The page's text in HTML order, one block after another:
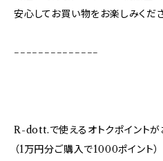
安心してお買い物をお楽しみくださ
−−−−−−−−−−−−−−
R-dott.で使えるオトクポイントが
（1万円分ご購入で1000ポイント）